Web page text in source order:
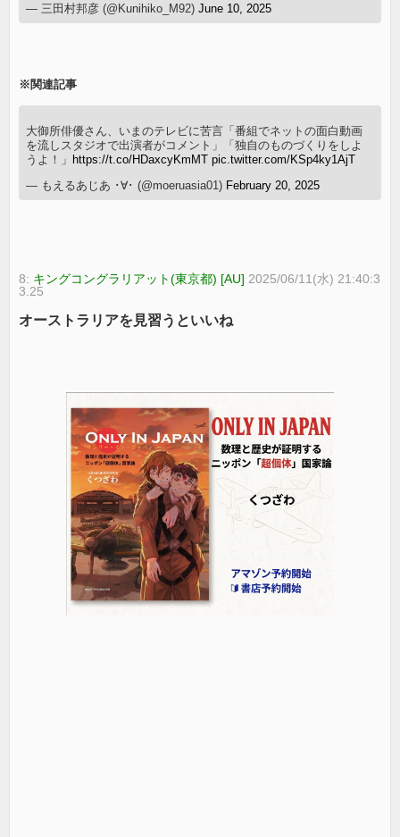
— 三田村邦彦 (@Kunihiko_M92)June 10, 2025
※関連記事
大御所俳優さん、いまのテレビに苦言「番組でネットの面白動画
を流しスタジオで出演者がコメント」「独自のものづくりをしよ
うよ！」 https://t.co/HDaxcyKmMT pic.twitter.com/KSp4ky1AjT
— もえるあじあ ･∀･ (@moeruasia01) February 20, 2025
8: キングコングラリアット(東京都) [AU] 2025/06/11(水) 21:40:3
3.25
オーストラリアを見習うといいね